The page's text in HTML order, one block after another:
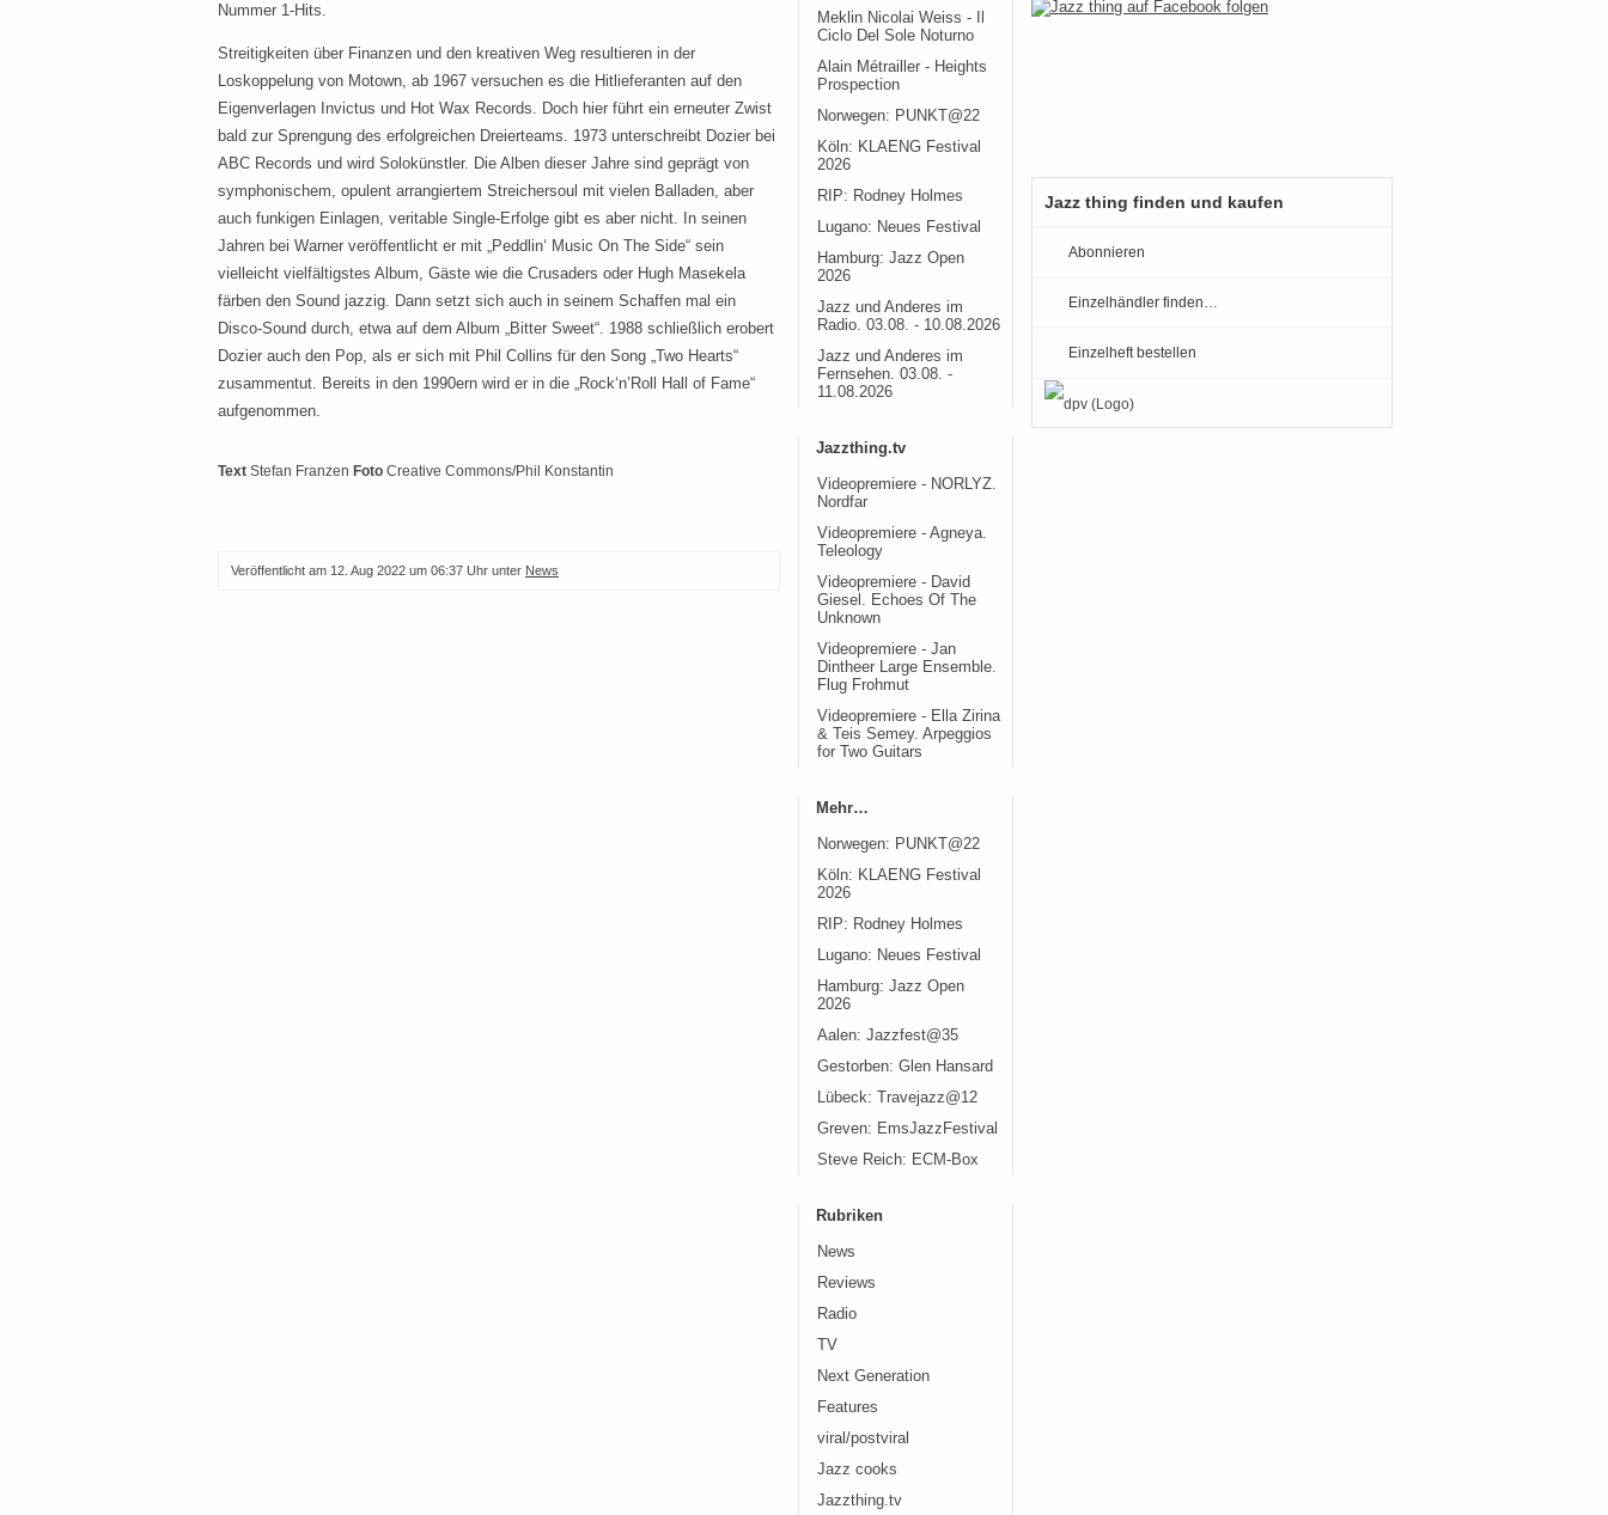
Nummer 1-Hits.
Streitigkeiten über Finanzen und den kreativen Weg resultieren in der
Loskoppelung von Motown, ab 1967 versuchen es die Hitlieferanten auf den
Eigenverlagen Invictus und Hot Wax Records. Doch hier führt ein erneuter Zwist
bald zur Sprengung des erfolgreichen Dreierteams. 1973 unterschreibt Dozier bei
ABC Records und wird Solokünstler. Die Alben dieser Jahre sind geprägt von
symphonischem, opulent arrangiertem Streichersoul mit vielen Balladen, aber
auch funkigen Einlagen, veritable Single-Erfolge gibt es aber nicht. In seinen
Jahren bei Warner veröffentlicht er mit „Peddlin‘ Music On The Side“ sein
vielleicht vielfältigstes Album, Gäste wie die Crusaders oder Hugh Masekela
färben den Sound jazzig. Dann setzt sich auch in seinem Schaffen mal ein
Disco-Sound durch, etwa auf dem Album „Bitter Sweet“. 1988 schließlich erobert
Dozier auch den Pop, als er sich mit Phil Collins für den Song „Two Hearts“
zusammentut. Bereits in den 1990ern wird er in die „Rock‘n’Roll Hall of Fame“
aufgenommen.
Text Stefan Franzen Foto Creative Commons/Phil Konstantin
Veröffentlicht am 12. Aug 2022 um 06:37 Uhr unter News
Meklin Nicolai Weiss - Il
Ciclo Del Sole Noturno
Alain Métrailler - Heights
Prospection
Norwegen: PUNKT@22
Köln: KLAENG Festival
2026
RIP: Rodney Holmes
Lugano: Neues Festival
Hamburg: Jazz Open
2026
Jazz und Anderes im
Radio. 03.08. - 10.08.2026
Jazz und Anderes im
Fernsehen. 03.08. -
11.08.2026
Jazzthing.tv
Videopremiere - NORLYZ.
Nordfar
Videopremiere - Agneya.
Teleology
Videopremiere - David
Giesel. Echoes Of The
Unknown
Videopremiere - Jan
Dintheer Large Ensemble.
Flug Frohmut
Videopremiere - Ella Zirina
& Teis Semey. Arpeggios
for Two Guitars
Mehr…
Norwegen: PUNKT@22
Köln: KLAENG Festival
2026
RIP: Rodney Holmes
Lugano: Neues Festival
Hamburg: Jazz Open
2026
Aalen: Jazzfest@35
Gestorben: Glen Hansard
Lübeck: Travejazz@12
Greven: EmsJazzFestival
Steve Reich: ECM-Box
Rubriken
News
Reviews
Radio
TV
Next Generation
Features
viral/postviral
Jazz cooks
Jazzthing.tv
Jazz thing finden und kaufen
Abonnieren
Einzelhändler finden…
Einzelheft bestellen